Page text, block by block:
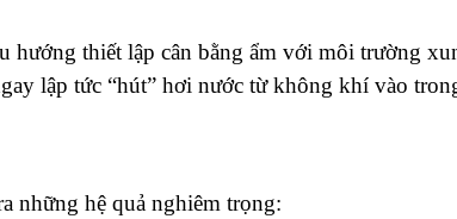
hướng thiết lập cân bằng ẩm với môi trường
lập tức “hút” hơi nước từ không khí vào
những hệ quả nghiêm trọng: